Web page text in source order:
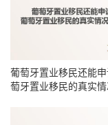
葡萄牙置业移民还能
萄牙置业移民的真实